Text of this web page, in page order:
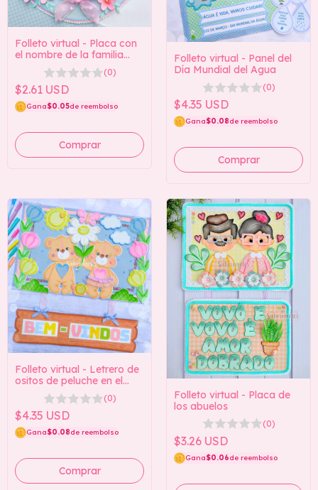
Folleto virtual - Placa con
el nombre de la familia
Little Bird
(0)
$2.61 USD
Gana$0.05de reembolso
Folleto virtual - Panel del
Día Mundial del Agua
(0)
$4.35 USD
Gana$0.08de reembolso
Folleto virtual - Letrero de
ositos de peluche en el
(0)
$4.35 USD
Gana$0.08de reembolso
Folleto virtual - Placa de
los abuelos
(0)
$3.26 USD
Gana$0.06de reembolso